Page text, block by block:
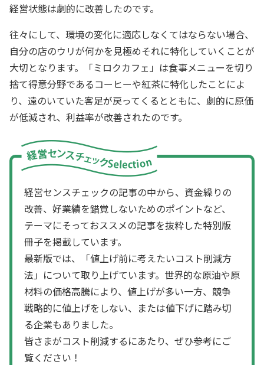
経営状態は劇的に改善したのです。
往々にして、環境の変化に適応しなくてはならない場合、
自分の店のウリが何かを見極めそれに特化していくことが
大切となります。「ミロクカフェ」は食事メニューを切り
捨て得意分野であるコーヒーや紅茶に特化したことによ
り、遠のいていた客足が戻ってくるとともに、劇的に原価
が低減され、利益率が改善されたのです。
経営センスチェックの記事の中から、資金繰りの
改善、好業績を錯覚しないためのポイントなど、
テーマにそっておススメの記事を抜粋した特別版
冊子を掲載しています。
最新版では、「値上げ前に考えたいコスト削減方
法」について取り上げています。世界的な原油や原
材料の価格高騰により、値上げが多い一方、競争
戦略的に値上げをしない、または値下げに踏み切
る企業もありました。
皆さまがコスト削減するにあたり、ぜひ参考にご
覧ください！